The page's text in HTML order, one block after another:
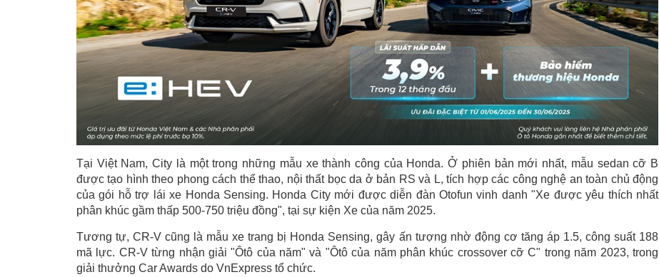
Tại Việt Nam, City là một trong những mẫu xe thành công của Honda. Ở phiên bản mới nhất, mẫu sedan cỡ B
được tạo hình theo phong cách thể thao, nội thất bọc da ở bản RS và L, tích hợp các công nghệ an toàn chủ động
của gói hỗ trợ lái xe Honda Sensing. Honda City mới được diễn đàn Otofun vinh danh "Xe được yêu thích nhất
phân khúc gầm thấp 500-750 triệu đồng", tại sự kiện Xe của năm 2025.
Tương tự, CR-V cũng là mẫu xe trang bị Honda Sensing, gây ấn tượng nhờ động cơ tăng áp 1.5, công suất 188
mã lực. CR-V từng nhận giải "Ôtô của năm" và "Ôtô của năm phân khúc crossover cỡ C" trong năm 2023, trong
giải thưởng Car Awards do VnExpress tổ chức.